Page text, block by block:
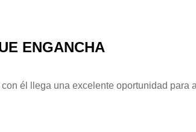
ENGANCHA
él llega una excelente oportunidad para